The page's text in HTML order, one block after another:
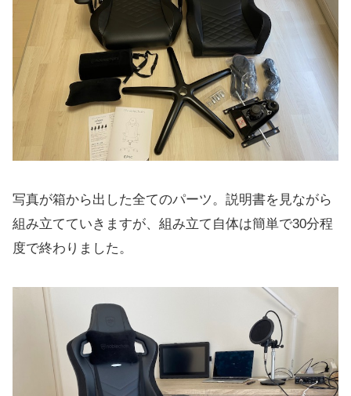
写真が箱から出した全てのパーツ。説明書を見ながら
組み立てていきますが、組み立て自体は簡単で30分程
度で終わりました。